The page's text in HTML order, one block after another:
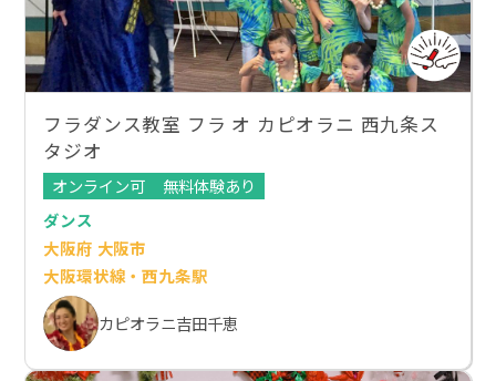
フラダンス教室 フラ オ カピオラニ 西九条ス
タジオ
オンライン可
無料体験あり
ダンス
大阪府 大阪市
大阪環状線・西九条駅
カピオラニ吉田千恵